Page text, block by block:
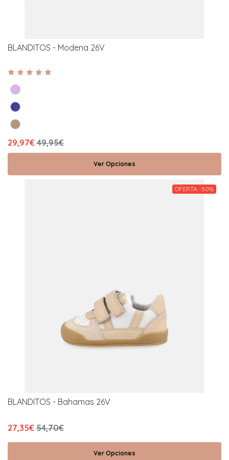
BLANDITOS - Modena 26V
29,97€ 49,95€
Ver Opciones
OFERTA -50%
BLANDITOS - Bahamas 26V
27,35€ 54,70€
Ver Opciones